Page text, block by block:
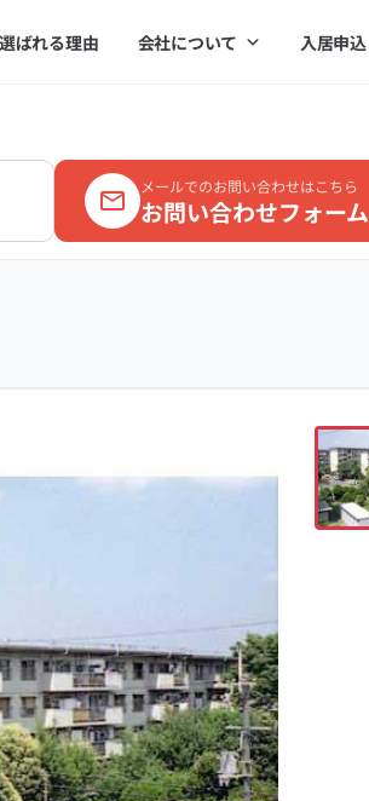
メールでのお問い合わせはこちら
お問い合わせフォーム
選ばれる理由 会社について 入居申込